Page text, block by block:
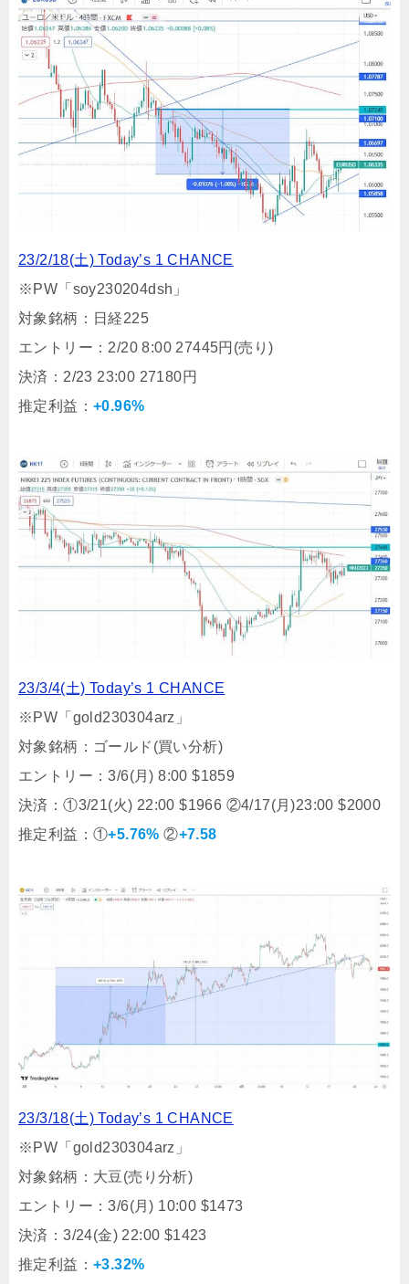
23/2/18(土) Today’s 1 CHANCE
※PW「soy230204dsh」
対象銘柄：日経225
エントリー：2/20 8:00 27445円(売り)
決済：2/23 23:00 27180円
推定利益： +0.96%
23/3/4(土) Today’s 1 CHANCE
※PW「gold230304arz」
対象銘柄：ゴールド(買い分析)
エントリー：3/6(月) 8:00 $1859
決済：①3/21(火) 22:00 $1966 ②4/17(月)23:00 $2000
推定利益：①+5.76% ②+7.58
23/3/18(土) Today’s 1 CHANCE
※PW「gold230304arz」
対象銘柄：大豆(売り分析)
エントリー：3/6(月) 10:00 $1473
決済：3/24(金) 22:00 $1423
推定利益： +3.32%